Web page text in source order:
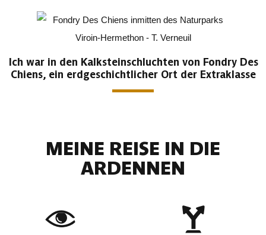
Ich war in den Kalksteinschluchten von Fondry Des
Chiens, ein erdgeschichtlicher Ort der Extraklasse
MEINE REISE IN DIE
ARDENNEN